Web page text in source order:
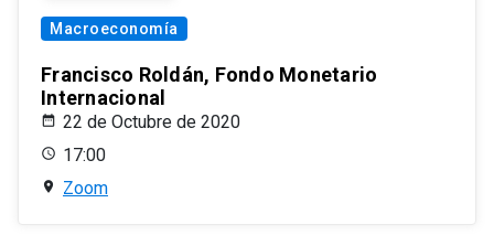
Macroeconomía
Francisco Roldán, Fondo Monetario
Internacional
22 de Octubre de 2020
17:00
Zoom